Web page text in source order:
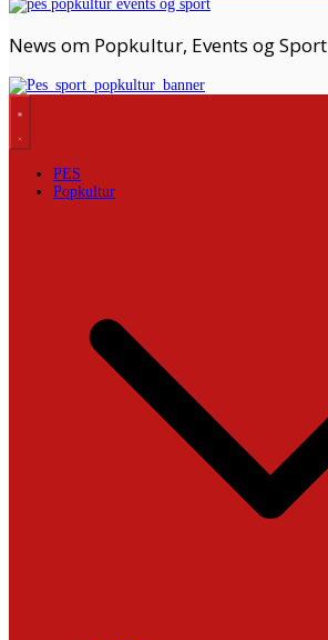
News om Popkultur, Events og Sport
PES
Popkultur